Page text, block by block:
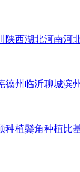
陕西湖北河南河
德州 临沂聊城滨州
种植鬓角种植比